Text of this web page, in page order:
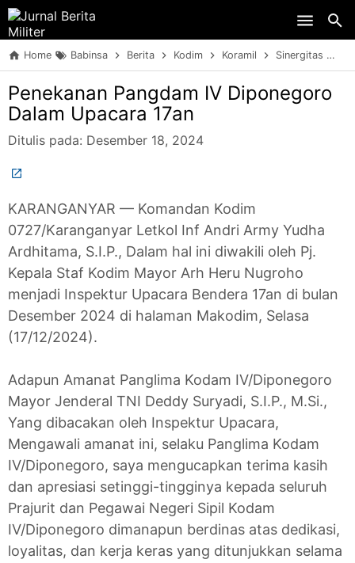
Home Babinsa Berita Kodim Koramil Sinergitas
Penekanan Pangdam IV Diponegoro
Dalam Upacara 17an
Ditulis pada: Desember 18, 2024
KARANGANYAR — Komandan Kodim
0727/Karanganyar Letkol Inf Andri Army Yudha
Ardhitama, S.I.P., Dalam hal ini diwakili oleh Pj.
Kepala Staf Kodim Mayor Arh Heru Nugroho
menjadi Inspektur Upacara Bendera 17an di bulan
Desember 2024 di halaman Makodim, Selasa
(17/12/2024).
Adapun Amanat Panglima Kodam IV/Diponegoro
Mayor Jenderal TNI Deddy Suryadi, S.I.P., M.Si.,
Yang dibacakan oleh Inspektur Upacara,
Mengawali amanat ini, selaku Panglima Kodam
IV/Diponegoro, saya mengucapkan terima kasih
dan apresiasi setinggi-tingginya kepada seluruh
Prajurit dan Pegawai Negeri Sipil Kodam
IV/Diponegoro dimanapun berdinas atas dedikasi,
loyalitas, dan kerja keras yang ditunjukkan selama